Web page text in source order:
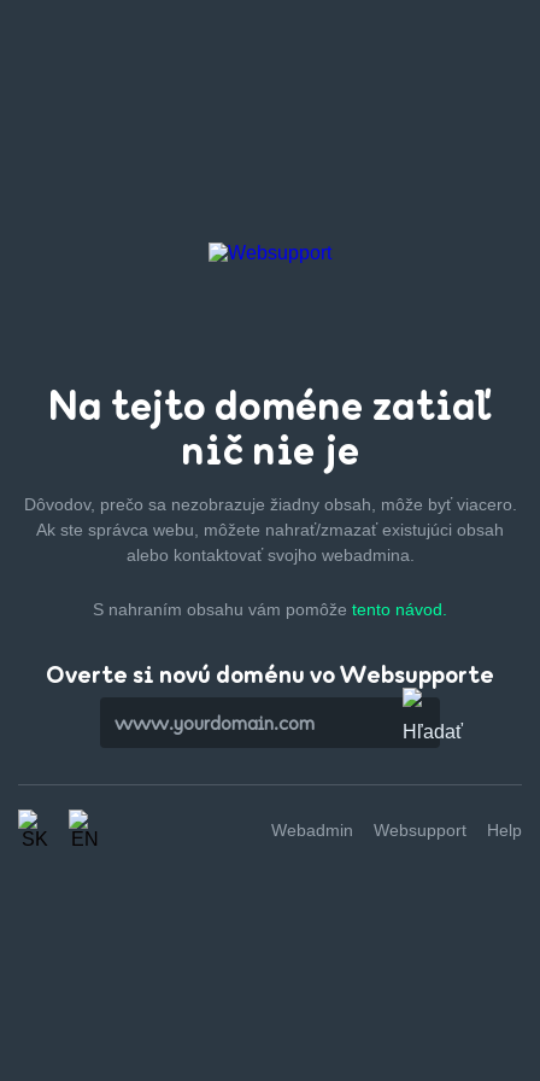
Na tejto doméne zatiaľ
nič nie je
Dôvodov, prečo sa nezobrazuje žiadny obsah, môže byťviacero.
Ak ste správca webu, môžete nahrať/zmazaťexistujúci obsah
alebo kontaktovať svojho webadmina.
S nahraním obsahu vám pomôže tento návod.
Overte si novú doménu vo Websupporte
Webadmin Websupport Help